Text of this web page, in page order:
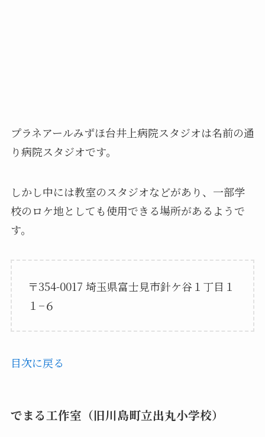
プラネアールみずほ台井上病院スタジオは名前の通
り病院スタジオです。
しかし中には教室のスタジオなどがあり、一部学
校のロケ地としても使用できる場所があるようで
す。
〒354-0017 埼玉県富士見市針ケ谷１丁目１
１−６
目次に戻る
でまる工作室（旧川島町立出丸小学校）